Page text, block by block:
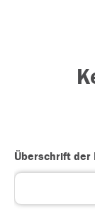
Überschrift der